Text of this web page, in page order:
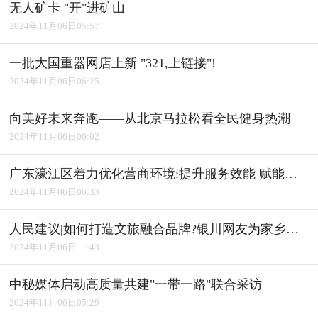
无人矿卡 "开"进矿山
2024年11月06日05:57
一批大国重器网店上新 "321,上链接"!
2024年11月06日06:25
向美好未来奔跑――从北京马拉松看全民健身热潮
2024年11月06日06:02
广东濠江区着力优化营商环境:提升服务效能 赋能产业发展
2024年11月06日06:33
人民建议|如何打造文旅融合品牌?银川网友为家乡建言获积极回应
2024年11月06日11:43
中秘媒体启动高质量共建"一带一路"联合采访
2024年11月06日05:29